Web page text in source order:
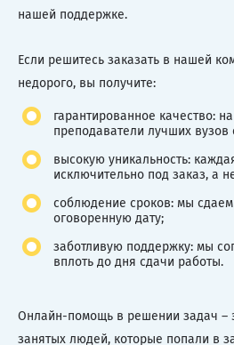
нашей поддержке.
Если решитесь заказать в нашей
недорого, вы получите:
гарантированное качество:
преподаватели лучших вузов
высокую уникальность:
исключительно под заказ, а
соблюдение сроков: мы
оговоренную дату;
заботливую поддержку: мы
вплоть до дня сдачи работы.
Онлайн-помощь в решении задач –
занятых людей, которые попали в